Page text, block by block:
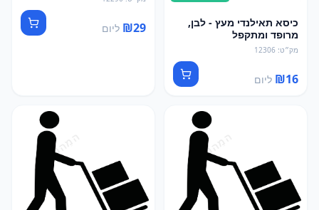
כיסא תאילנדי מעץ - לבן,
מרופד ומתקפל
מק״ט:
12306
₪16 ליום
₪29 ליום